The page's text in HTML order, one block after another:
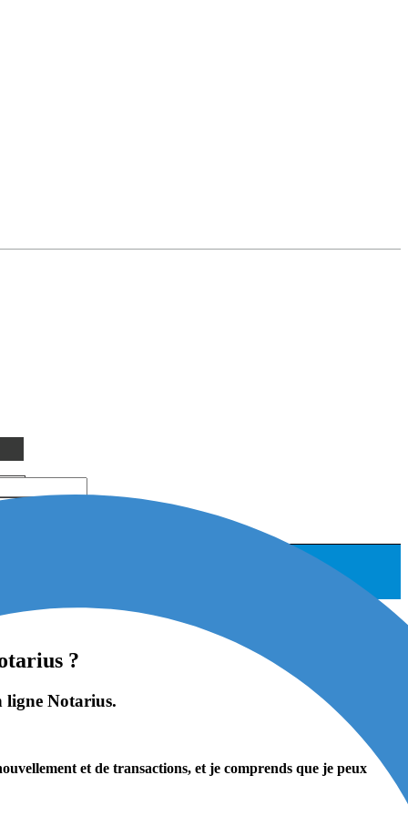
?
ligne Notarius.
et de transactions, et je comprends que je peux